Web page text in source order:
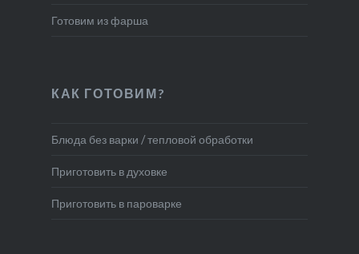
Готовим из фарша
КАК ГОТОВИМ?
Блюда без варки / тепловой обработки
Приготовить в духовке
Приготовить в пароварке